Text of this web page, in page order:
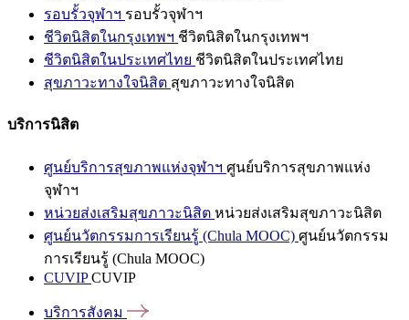
รอบรั้วจุฬาฯ รอบรั้วจุฬาฯ
ชีวิตนิสิตในกรุงเทพฯ ชีวิตนิสิตในกรุงเทพฯ
ชีวิตนิสิตในประเทศไทย ชีวิตนิสิตในประเทศไทย
สุขภาวะทางใจนิสิต สุขภาวะทางใจนิสิต
บริการนิสิต
ศูนย์บริการสุขภาพแห่งจุฬาฯ ศูนย์บริการสุขภาพแห่ง
จุฬาฯ
หน่วยส่งเสริมสุขภาวะนิสิต หน่วยส่งเสริมสุขภาวะนิสิต
ศูนย์นวัตกรรมการเรียนรู้ (Chula MOOC) ศูนย์นวัตกรรม
การเรียนรู้ (Chula MOOC)
CUVIPCUVIP
บริการสังคม